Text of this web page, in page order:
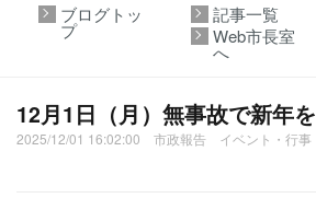
ブログトッ
プ
記事一覧
Web市長室
へ
12月1日（月）無事故で新年を
2025/12/01 16:02:00 市政報告 イベント・行事